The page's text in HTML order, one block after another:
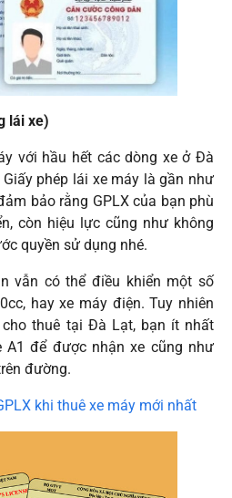
lái xe)
với hầu hết các dòng xe ở Đà
phép lái xe máy là gần như
bảo rằng GPLX của bạn phù
còn hiệu lực cũng như không
quyền sử dụng nhé.
vẫn có thể điều khiển một số
hay xe máy điện. Tuy nhiên
thuê tại Đà Lạt, bạn ít nhất
A1 để được nhận xe cũng như
đường.
khi thuê xe máy mới nhất